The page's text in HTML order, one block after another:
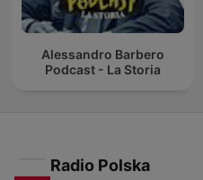
Alessandro Barbero
Podcast - La Storia
Radio Polska